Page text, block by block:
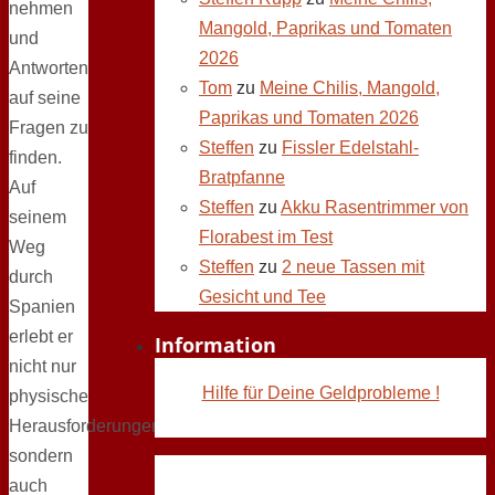
nehmen
und
Antworten
auf seine
Fragen zu
finden.
Auf
seinem
Weg
durch
Spanien
erlebt er
nicht nur
physische
Herausforderungen,
sondern
auch
Mangold, Paprikas und Tomaten
2026
Tom zu Meine Chilis, Mangold,
Paprikas und Tomaten 2026
Steffen zu Fissler Edelstahl-
Bratpfanne
Steffen zu Akku Rasentrimmer von
Florabest im Test
Steffen zu 2 neue Tassen mit
Gesicht und Tee
Information
Hilfe für Deine Geldprobleme !